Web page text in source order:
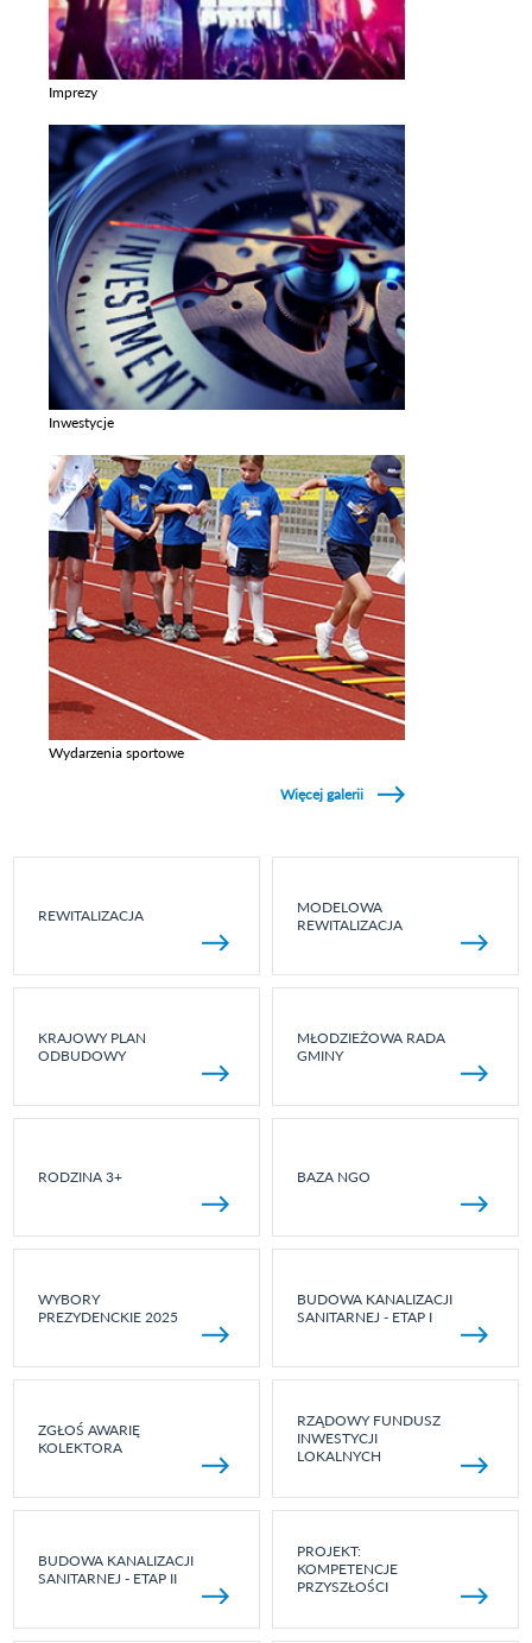
Imprezy
Inwestycje
Wydarzenia sportowe
Więcej galerii
REWITALIZACJA
MODELOWA
REWITALIZACJA
KRAJOWY PLAN
ODBUDOWY
MŁODZIEŻOWA RADA
GMINY
RODZINA 3+ BAZA NGO
WYBORY
PREZYDENCKIE 2025
BUDOWA KANALIZACJI
SANITARNEJ - ETAP I
ZGŁOŚ AWARIĘ
KOLEKTORA
RZĄDOWY FUNDUSZ
INWESTYCJI
LOKALNYCH
BUDOWA KANALIZACJI
SANITARNEJ - ETAP II
PROJEKT:
KOMPETENCJE
PRZYSZŁOŚCI